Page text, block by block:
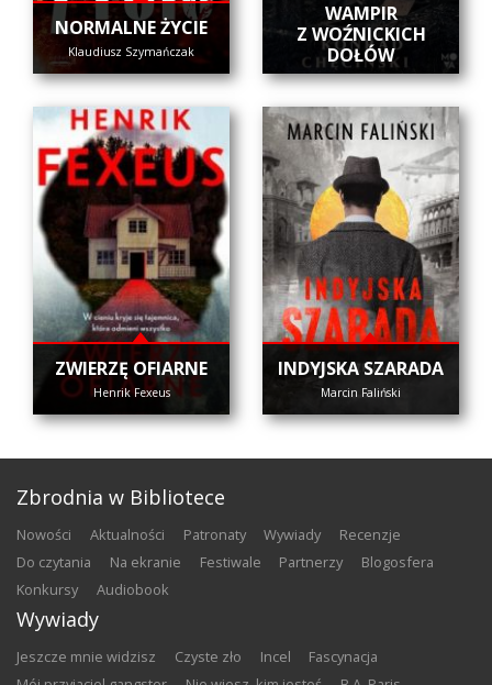
NORMALNE ŻYCIE
Klaudiusz Szymańczak
WAMPIR
Z WOŹNICKICH
DOŁÓW
ZWIERZĘ OFIARNE
Henrik Fexeus
INDYJSKA SZARADA
Marcin Faliński
Zbrodnia w Bibliotece
nowości aktualności patronaty wywiady
recenzje
do czytania
na ekranie festiwale partnerzy
blogosfera
konkursy
audiobook
Wywiady
Jeszcze mnie widzisz Czyste zło Incel
Fascynacja